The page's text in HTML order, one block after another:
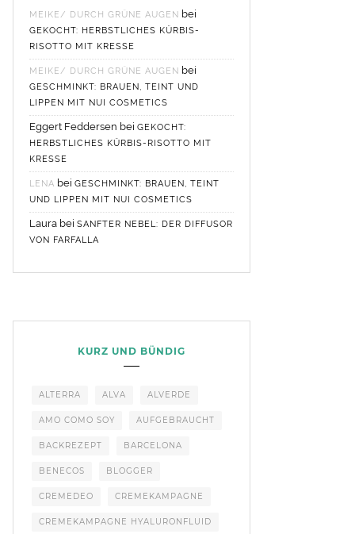
MEIKE/ DURCH GRÜNE AUGEN bei
GEKOCHT: HERBSTLICHES KÜRBIS-
RISOTTO MIT KRESSE
MEIKE/ DURCH GRÜNE AUGEN bei
GESCHMINKT: BRAUEN, TEINT UND
LIPPEN MIT NUI COSMETICS
Eggert Feddersen bei GEKOCHT:
HERBSTLICHES KÜRBIS-RISOTTO MIT
KRESSE
LENA bei GESCHMINKT: BRAUEN, TEINT
UND LIPPEN MIT NUI COSMETICS
Laura bei SANFTER NEBEL: DER DIFFUSOR
VON FARFALLA
KURZ UND BÜNDIG
ALTERRA ALVA ALVERDE
AMO COMO SOY AUFGEBRAUCHT
BACKREZEPT BARCELONA
BENECOS BLOGGER
CREMEDEO CREMEKAMPAGNE
CREMEKAMPAGNE HYALURONFLUID